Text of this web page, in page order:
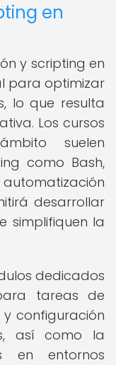
en
y scripting en
para optimizar
lo que resulta
Los cursos
suelen
como Bash,
desarrollar
simplifiquen la
dedicados
tareas de
configuración
así como la
en entornos